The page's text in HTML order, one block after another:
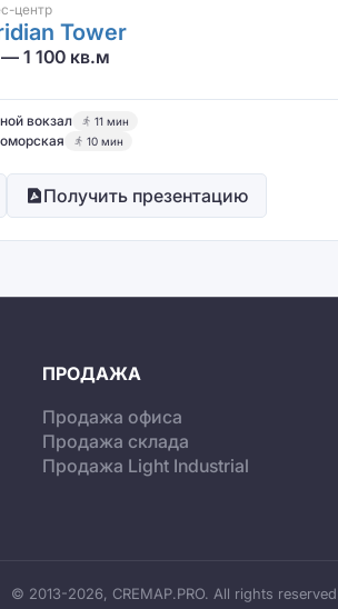
центр
Tower
1 100 кв.м
вокзал 11 мин
10 мин
Получить презентацию
ПРОДАЖА
Продажа офиса
Продажа склада
Продажа Light Industrial
© 2013-2026, CREMAP.PRO. All rights reserved